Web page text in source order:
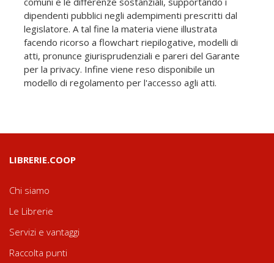
dipendenti pubblici negli adempimenti prescritti dal
legislatore. A tal fine la materia viene illustrata
facendo ricorso a flowchart riepilogative, modelli di
atti, pronunce giurisprudenziali e pareri del Garante
per la privacy. Infine viene reso disponibile un
modello di regolamento per l'accesso agli atti.
LIBRERIE.COOP
Chi siamo
Le Librerie
Servizi e vantaggi
Raccolta punti